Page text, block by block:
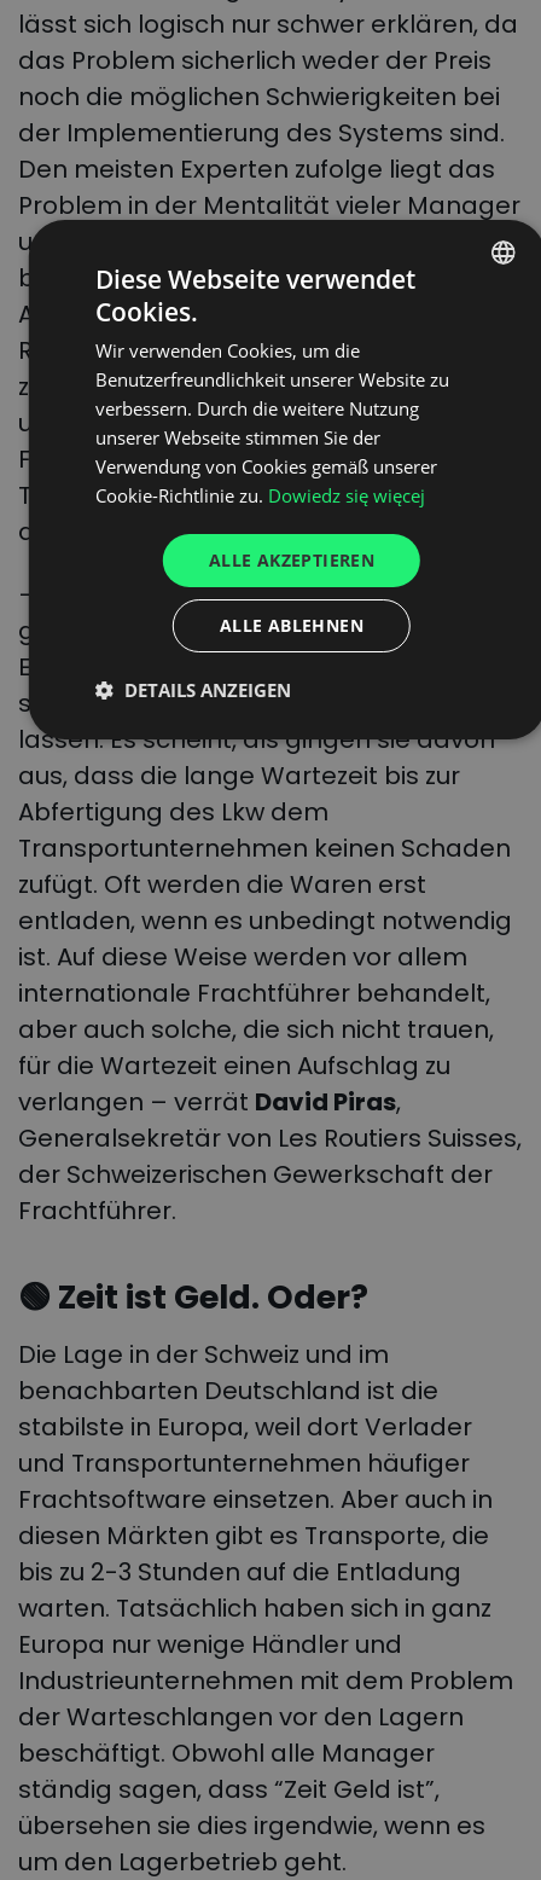
lässt sich logisch nur schwer erklären, da
das Problem sicherlich weder der Preis
noch die möglichen Schwierigkeiten bei
der Implementierung des Systems sind.
Den meisten Experten zufolge liegt das
Problem in der Mentalität vieler Manager
und Unternehmer. Italienische Fahrer
beispielsweise verbringen fast 40 % ihrer
Arbeitszeit an den europäischen
Rampen, um auf das Be- oder Entladen
zu warten, das sind mehr als 4 Stunden
und 35 Minuten pro Tag. Polnische
Frachtführer hingegen warten bis zu drei
Tage auf die Entladung von Getreide in
den Häfen.
– Die größten Probleme bereiten die
großen europäischen
Einzelhandelsketten, die die Frachtführer
stundenlang auf die Entladung warten
lassen. Es scheint, als gingen sie davon
aus, dass die lange Wartezeit bis zur
Abfertigung des Lkw dem
Transportunternehmen keinen Schaden
zufügt. Oft werden die Waren erst
entladen, wenn es unbedingt notwendig
ist. Auf diese Weise werden vor allem
internationale Frachtführer behandelt,
aber auch solche, die sich nicht trauen,
für die Wartezeit einen Aufschlag zu
verlangen – verrät David Piras,
Generalsekretär von Les Routiers Suisses,
der Schweizerischen Gewerkschaft der
Frachtführer.
🟢 Zeit ist Geld. Oder?
Die Lage in der Schweiz und im
benachbarten Deutschland ist die
stabilste in Europa, weil dort Verlader
und Transportunternehmen häufiger
Frachtsoftware einsetzen. Aber auch in
diesen Märkten gibt es Transporte, die
bis zu 2-3 Stunden auf die Entladung
warten. Tatsächlich haben sich in ganz
Europa nur wenige Händler und
Industrieunternehmen mit dem Problem
der Warteschlangen vor den Lagern
beschäftigt. Obwohl alle Manager
ständig sagen, dass “Zeit Geld ist”,
übersehen sie dies irgendwie, wenn es
um den Lagerbetrieb geht.
SPANISH
Diese Webseite verwendet
Cookies.
Wir verwenden Cookies, um die
Benutzerfreundlichkeit unserer Website zu
verbessern. Durch die weitere Nutzung
unserer Webseite stimmen Sie der
Verwendung von Cookies gemäß unserer
Cookie-Richtlinie zu. Dowiedz się więcej
ALLE AKZEPTIEREN
ALLE ABLEHNEN
DETAILS ANZEIGEN